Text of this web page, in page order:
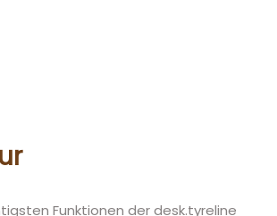
Funktionen der desk.tyreline